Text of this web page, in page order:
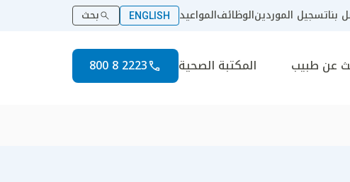
بناتسجيل الموردينالوظائفالمواعيد ENGLISH بحث
عن طبيب المكتبة الصحية 2223 8 800